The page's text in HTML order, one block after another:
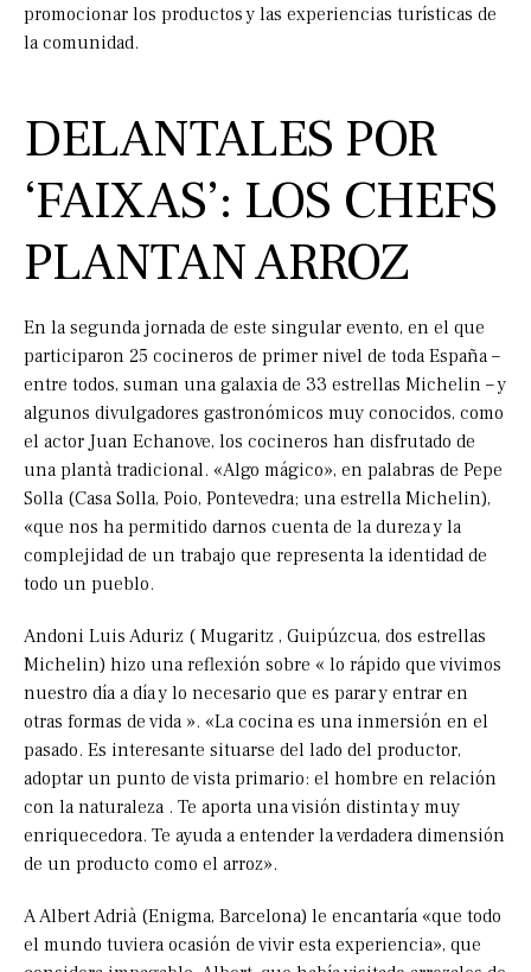
promocionar los productos y las experiencias turísticas de
la comunidad.
DELANTALES POR
‘FAIXAS’: LOS CHEFS
PLANTAN ARROZ
En la segunda jornada de este singular evento, en el que
participaron 25 cocineros de primer nivel de toda España –
entre todos, suman una galaxia de 33 estrellas Michelin – y
algunos divulgadores gastronómicos muy conocidos, como
el actor Juan Echanove, los cocineros han disfrutado de
una plantà tradicional. «Algo mágico», en palabras de Pepe
Solla (Casa Solla, Poio, Pontevedra; una estrella Michelin),
«que nos ha permitido darnos cuenta de la dureza y la
complejidad de un trabajo que representa la identidad de
todo un pueblo.
Andoni Luis Aduriz ( Mugaritz , Guipúzcua, dos estrellas
Michelin) hizo una reflexión sobre « lo rápido que vivimos
nuestro día a día y lo necesario que es parar y entrar en
otras formas de vida ». «La cocina es una inmersión en el
pasado. Es interesante situarse del lado del productor,
adoptar un punto de vista primario: el hombre en relación
con la naturaleza . Te aporta una visión distinta y muy
enriquecedora. Te ayuda a entender la verdadera dimensión
de un producto como el arroz».
A Albert Adrià (Enigma, Barcelona) le encantaría «que todo
el mundo tuviera ocasión de vivir esta experiencia», que